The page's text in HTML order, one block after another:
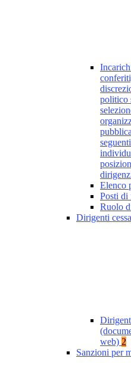
politico
Elenco
Posti di
Ruolo
Dirigenti
web) 2
Sanzioni per